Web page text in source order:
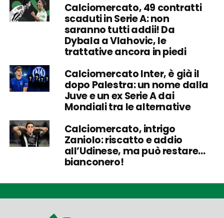
Calciomercato, 49 contratti
scaduti in Serie A: non
saranno tutti addii! Da
Dybala a Vlahovic, le
trattative ancora in piedi
Calciomercato Inter, è già il
dopo Palestra: un nome dalla
Juve e un ex Serie A dai
Mondiali tra le alternative
Calciomercato, intrigo
Zaniolo: riscatto e addio
all’Udinese, ma può restare…
bianconero!